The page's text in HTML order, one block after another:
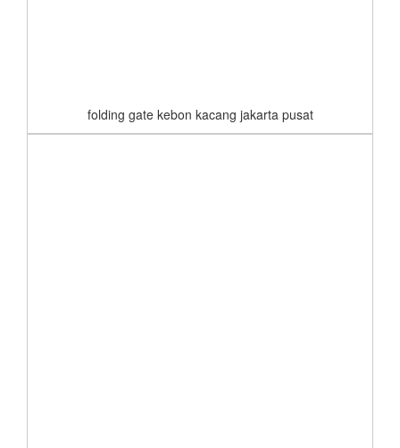
folding gate kebon kacang jakarta pusat